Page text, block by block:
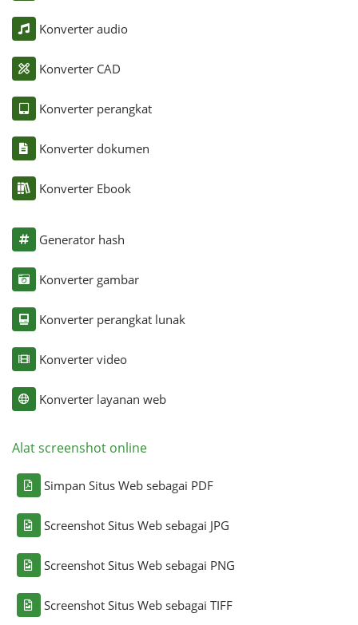
Konverter audio
Konverter CAD
Konverter perangkat
Konverter dokumen
Konverter Ebook
Generator hash
Konverter gambar
Konverter perangkat lunak
Konverter video
Konverter layanan web
Alat screenshot online
Simpan Situs Web sebagai PDF
Screenshot Situs Web sebagai JPG
Screenshot Situs Web sebagai PNG
Screenshot Situs Web sebagai TIFF